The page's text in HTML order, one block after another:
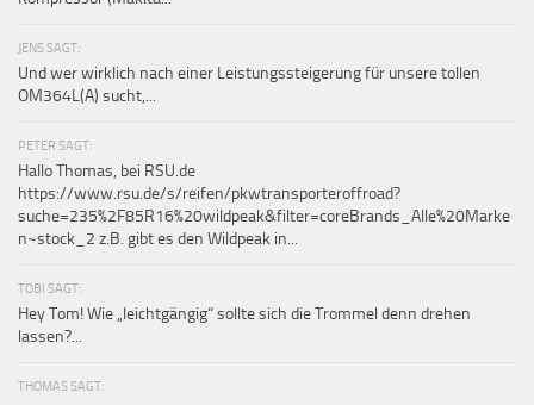
JENS SAGT:
Und wer wirklich nach einer Leistungssteigerung für unsere tollen
OM364L(A) sucht,...
PETER SAGT:
Hallo Thomas, bei RSU.de
https://www.rsu.de/s/reifen/pkwtransporteroffroad?
suche=235%2F85R16%20wildpeak&filter=coreBrands_Alle%20Marke
n~stock_2 z.B. gibt es den Wildpeak in...
TOBI SAGT:
Hey Tom! Wie „leichtgängig“ sollte sich die Trommel denn drehen
lassen?...
THOMAS SAGT: